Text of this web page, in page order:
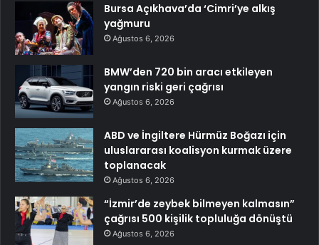
Bursa Açıkhava’da ‘Cimri’ye alkış
yağmuru
Ağustos 6, 2026
BMW’den 720 bin aracı etkileyen
yangın riski geri çağrısı
Ağustos 6, 2026
ABD ve İngiltere Hürmüz Boğazı için
uluslararası koalisyon kurmak üzere
toplanacak
Ağustos 6, 2026
“İzmir’de zeybek bilmeyen kalmasın”
çağrısı 500 kişilik topluluğa dönüştü
Ağustos 6, 2026